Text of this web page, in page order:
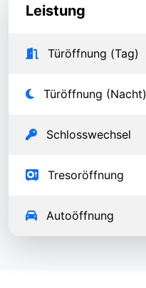
Leistung
Türöffnung (Tag)
Türöffnung (Nacht)
Schlosswechsel
Tresoröffnung
Autoöffnung